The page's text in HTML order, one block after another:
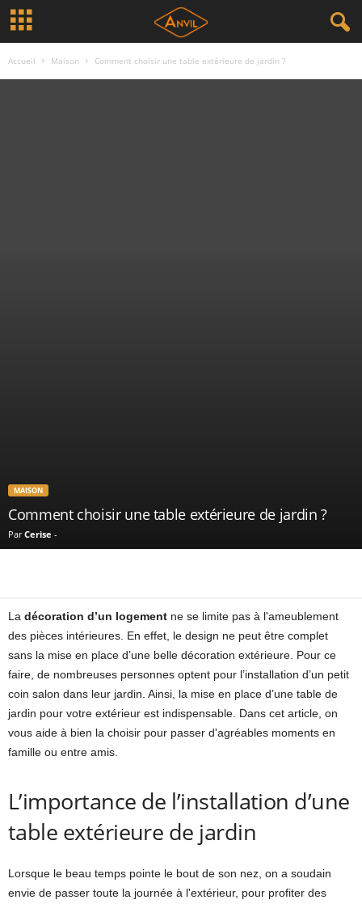
Accueil Maison Comment choisir une table extérieure de jardin ?
MAISON
Comment choisir une table extérieure de jardin ?
Par Cerise -
La décoration d’un logement ne se limite pas à l'ameublement
des pièces intérieures. En effet, le design ne peut être complet
sans la mise en place d’une belle décoration extérieure. Pour ce
faire, de nombreuses personnes optent pour l’installation d’un petit
coin salon dans leur jardin. Ainsi, la mise en place d’une table de
jardin pour votre extérieur est indispensable. Dans cet article, on
vous aide à bien la choisir pour passer d'agréables moments en
famille ou entre amis.
L’importance de l’installation d’une
table extérieure de jardin
Lorsque le beau temps pointe le bout de son nez, on a soudain
envie de passer toute la journée à l'extérieur, pour profiter des